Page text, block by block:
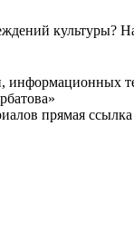
культуры?
прямая ссылка